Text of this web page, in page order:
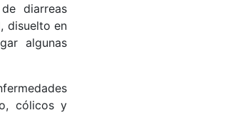
diarreas
disuelto en
algunas
cólicos y